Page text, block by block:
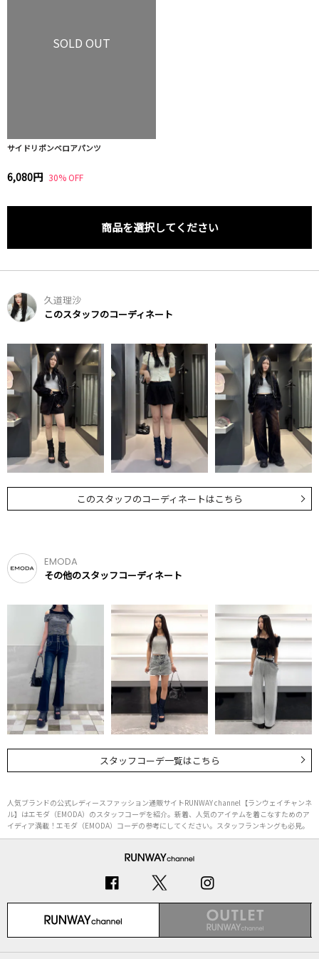
SOLD OUT
サイドリボンベロアパンツ
6,080円 30% OFF
商品を選択してください
久道理沙
このスタッフのコーディネート
このスタッフのコーディネートはこちら
EMODA
その他のスタッフコーディネート
スタッフコーデ一覧はこちら
人気ブランドの公式レディースファッション通販サイトRUNWAY channel【ランウェイチャンネ
ル】はエモダ（EMODA）のスタッフコーデを紹介。新着、人気のアイテムを着こなすためのア
イディア満載！エモダ（EMODA）コーデの参考にしてください。スタッフランキングも必見。